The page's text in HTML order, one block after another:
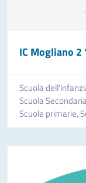
IC Mogliano 2
Scuola
Scuola
Scuole primarie,